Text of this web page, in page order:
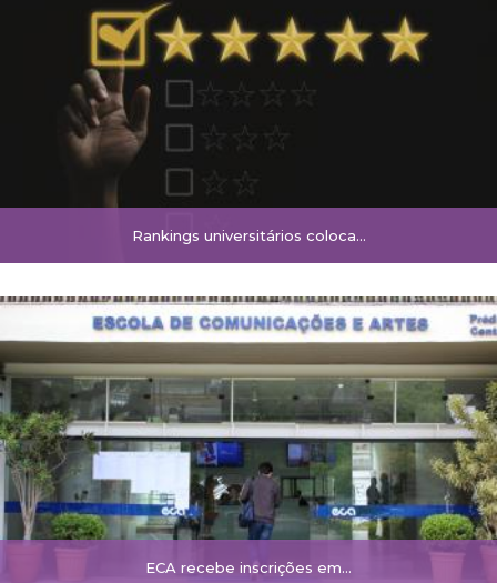
Rankings universitários coloca…
ECA recebe inscrições em…